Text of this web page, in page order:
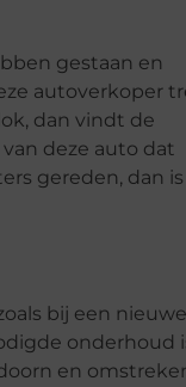
gestaan en
autoverkoper
dan vindt de
deze auto dat
gereden, dan
bij een nieuwe
onderhoud
en